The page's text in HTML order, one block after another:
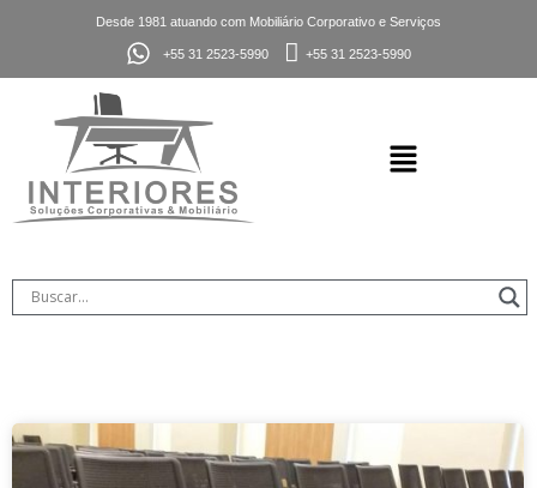
Desde 1981 atuando com Mobiliário Corporativo e Serviços
+55 31 2523-5990 +55 31 2523-5990